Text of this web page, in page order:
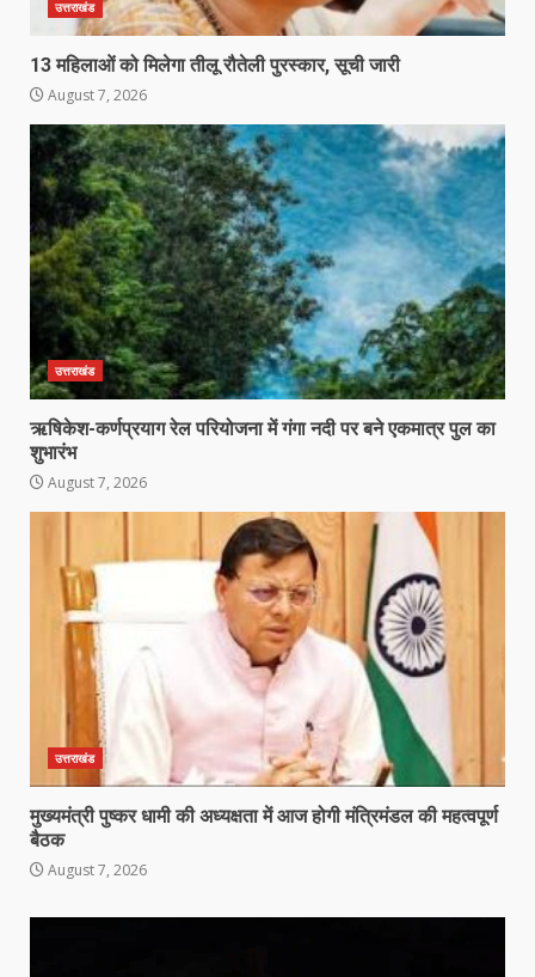
उत्तराखंड
13 महिलाओं को मिलेगा तीलू रौतेली पुरस्कार, सूची जारी
August 7, 2026
उत्तराखंड
ऋषिकेश-कर्णप्रयाग रेल परियोजना में गंगा नदी पर बने एकमात्र पुल का
शुभारंभ
August 7, 2026
उत्तराखंड
मुख्यमंत्री पुष्कर धामी की अध्यक्षता में आज होगी मंत्रिमंडल की महत्वपूर्ण
बैठक
August 7, 2026